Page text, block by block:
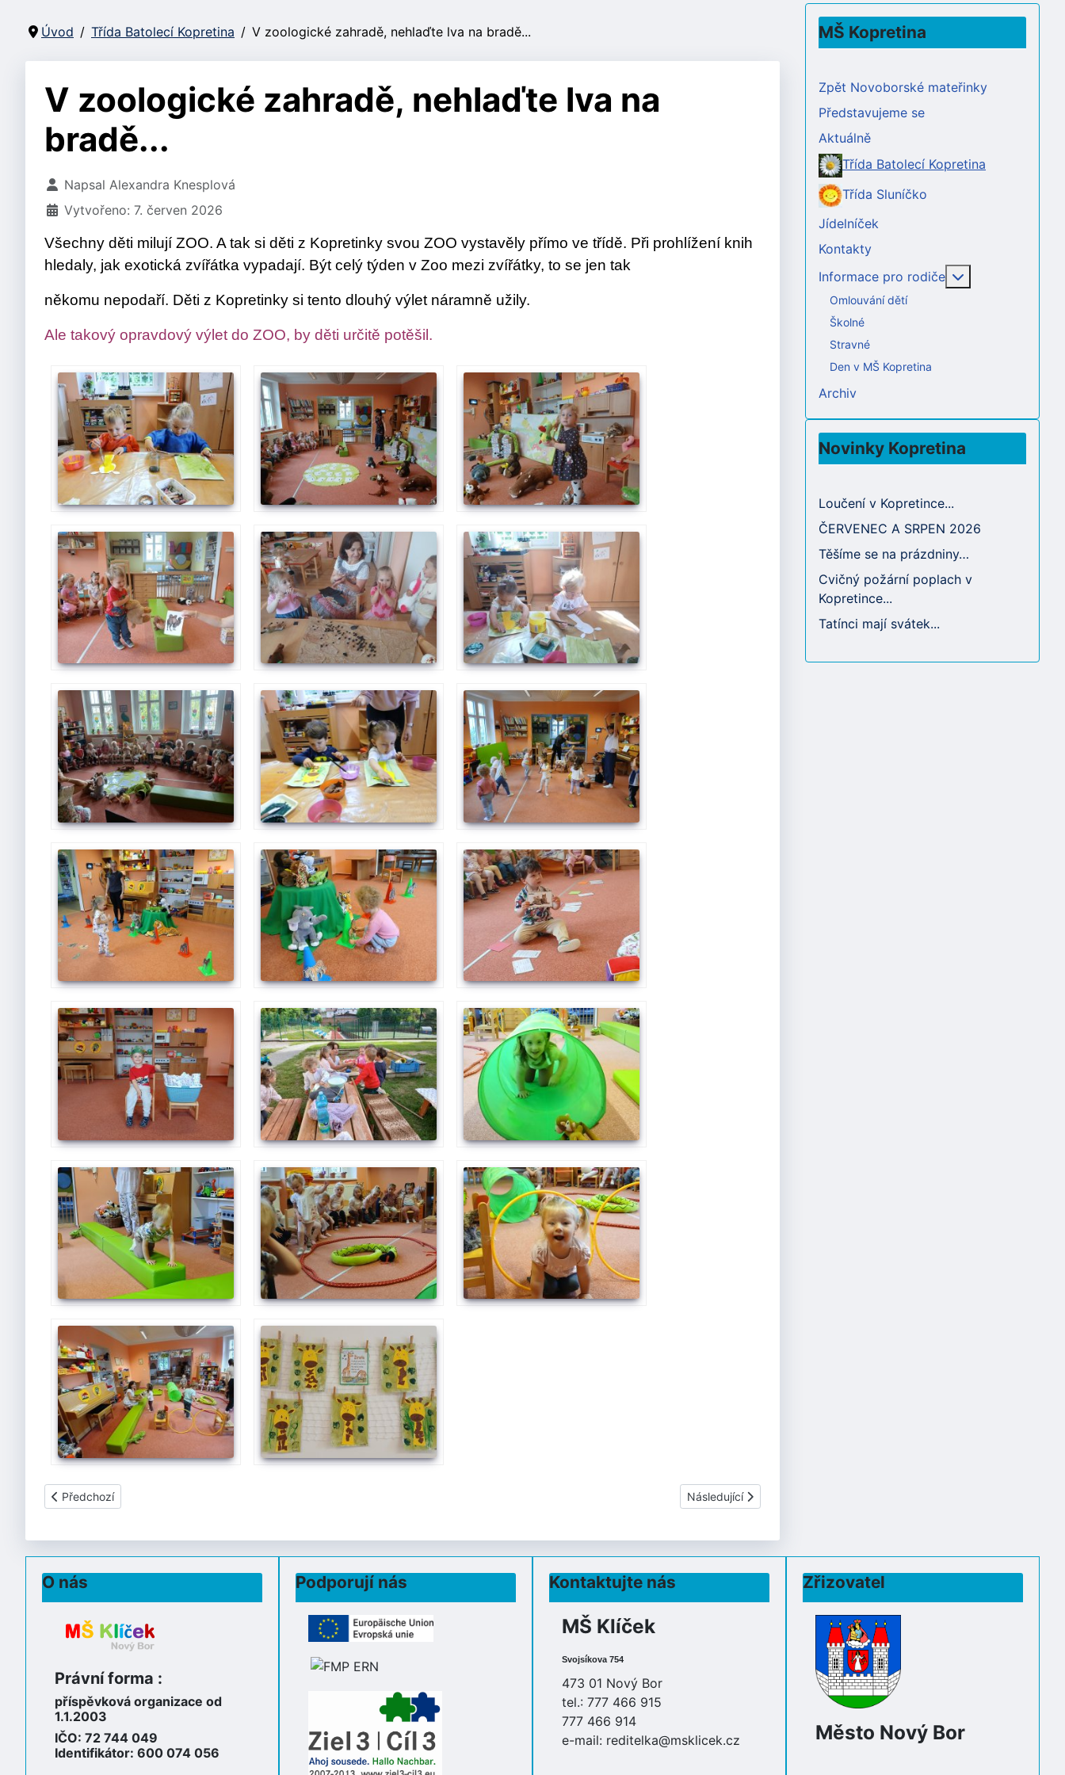
Úvod Třída Batolecí Kopretina V zoologické zahradě, nehlaďte lva na bradě...
V zoologické zahradě, nehlaďte lva na
bradě...
Základní údaje
Napsal Alexandra Knesplová
Vytvořeno: 7. červen 2026
Všechny děti milují ZOO. A tak si děti z Kopretinky svou ZOO vystavěly přímo ve třídě. Při prohlížení knih
hledaly, jak exotická zvířátka vypadají. Být celý týden v Zoo mezi zvířátky, to se jen tak
někomu nepodaří. Děti z Kopretinky si tento dlouhý výlet náramně užily.
Ale takový opravdový výlet do ZOO, by děti určitě potěšil.
Předchozí článek: Oči, uši, pusu, nos máme pro radost...
Předchozí Další článek: Cesta za pokladem...
Následující
MŠ Kopretina
Zpět Novoborské mateřinky
Představujeme se
Aktuálně
Třída Batolecí Kopretina
Třída Sluníčko
Jídelníček
Kontakty
Informace pro rodiče
Omlouvání dětí
Školné
Stravné
Den v MŠ Kopretina
Archiv
Novinky Kopretina
Loučení v Kopretince...
ČERVENEC A SRPEN 2026
Těšíme se na prázdniny…
Cvičný požární poplach v
Kopretince...
Tatínci mají svátek...
O nás
Právní forma :
příspěvková organizace od
1.1.2003
IČO: 72 744 049
Identifikátor: 600 074 056
Podporují nás Kontaktujte nás
MŠ Klíček
Svojsíkova 754
473 01 Nový Bor
tel.: 777 466 915
777 466 914
e-mail: reditelka@msklicek.cz
Zřizovatel
Město Nový Bor